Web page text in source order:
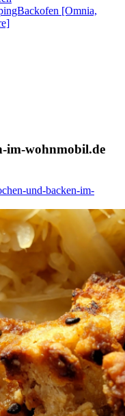
[Omnia,
im-wohnmobil.de
und-backen-im-